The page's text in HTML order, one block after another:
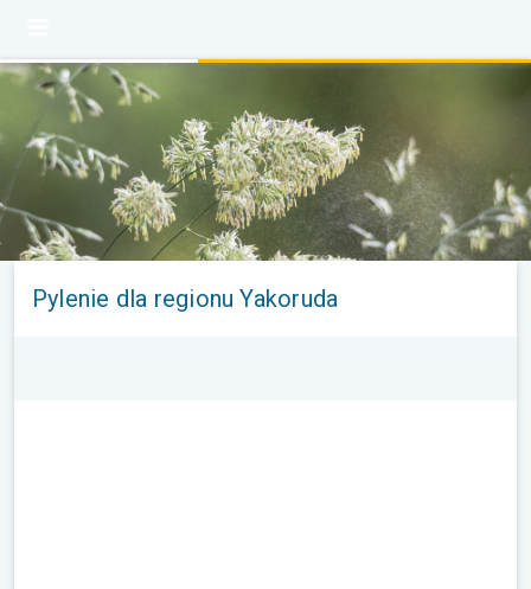
Pylenie dla regionu Yakoruda